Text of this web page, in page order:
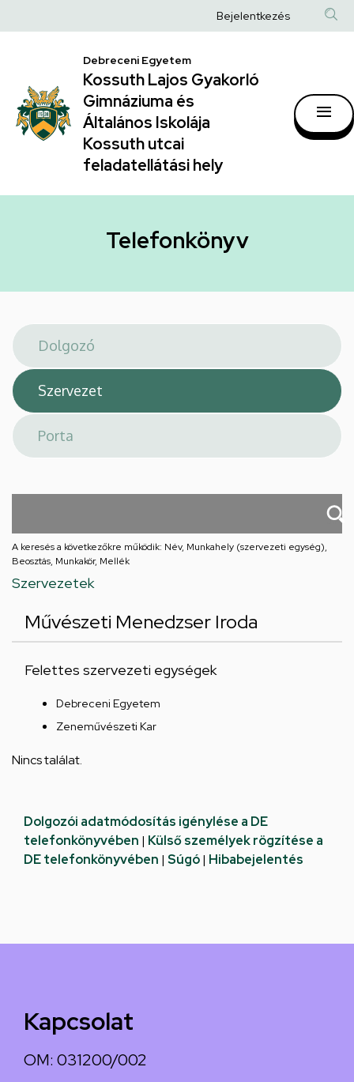
|
Kossuth
Lajos
Gyakorló
Gimnáziuma
Általános
hely
a
Anonim
fiók
Bejelentkezés
Debreceni Egyetem
Kossuth Lajos Gyakorló
Gimnáziuma és
Általános Iskolája
Kossuth utcai
feladatellátási hely
Telefonkönyv
A keresés a következőkre működik: Név, Munkahely (szervezeti egység),
Beosztás, Munkakör, Mellék
Szervezetek
Művészeti Menedzser Iroda
Felettes szervezeti egységek
Debreceni Egyetem
Zeneművészeti Kar
Nincs találat.
Dolgozói adatmódosítás igénylése a DE
telefonkönyvében | Külső személyek rögzítése a
DE telefonkönyvében | Súgó| Hibabejelentés
Kapcsolat
OM: 031200/002